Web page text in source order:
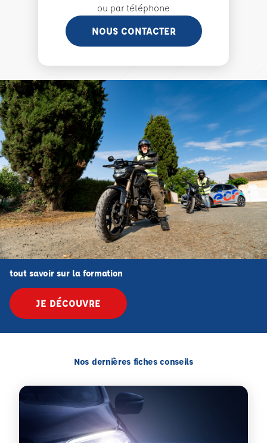
ou par téléphone
NOUS CONTACTER
tout savoir sur la formation
JE DÉCOUVRE
Nos dernières fiches conseils